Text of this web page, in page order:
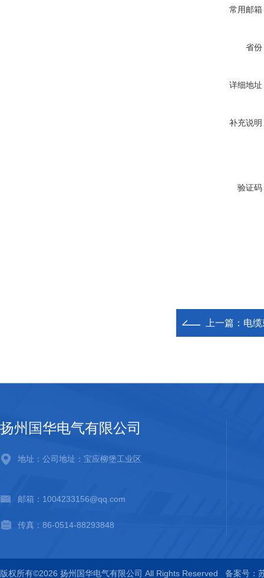
常用邮箱
省份
详细地址
补充说明
验证码
上一篇： 电
扬州国华电气有限公司
地址：公司地址：宝应柳堡工业区
邮箱：1004233156@qq.com
传真：86-0514-88293848
版权所有©2026 扬州国华电气有限公司 All Rights Reserved 备案号：